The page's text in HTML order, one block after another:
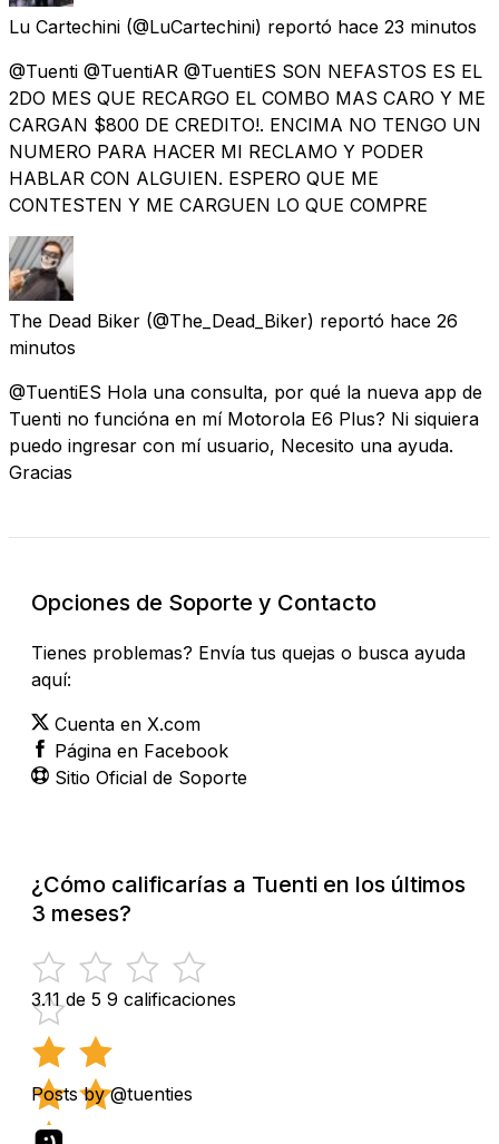
Lu Cartechini (@LuCartechini) reportó hace 23 minutos
@Tuenti @TuentiAR @TuentiES SON NEFASTOS ES EL
2DO MES QUE RECARGO EL COMBO MAS CARO Y ME
CARGAN $800 DE CREDITO!. ENCIMA NO TENGO UN
NUMERO PARA HACER MI RECLAMO Y PODER
HABLAR CON ALGUIEN. ESPERO QUE ME
CONTESTEN Y ME CARGUEN LO QUE COMPRE
The Dead Biker (@The_Dead_Biker) reportó hace 26
minutos
@TuentiES Hola una consulta, por qué la nueva app de
Tuenti no funcióna en mí Motorola E6 Plus? Ni siquiera
puedo ingresar con mí usuario, Necesito una ayuda.
Gracias
Opciones de Soporte y Contacto
Tienes problemas? Envía tus quejas o busca ayuda
aquí:
Cuenta en X.com
Página en Facebook
Sitio Oficial de Soporte
¿Cómo calificarías a Tuenti en los últimos
3 meses?
3.11 de 5 9 calificaciones
Posts by @tuenties